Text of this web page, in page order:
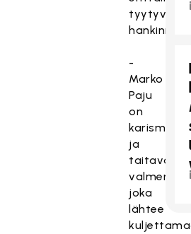
-
Marko
Paju
on
ja
taitava
joka
lähtee